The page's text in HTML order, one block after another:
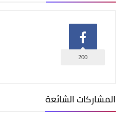
200
المشاركات الشائعة